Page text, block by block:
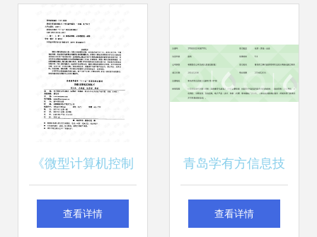
硬件技术蓝图
《微型计算机控制
技术》（曾庆波
查看详情
青岛学有方信息技
术有限公司 专注计
查看详情